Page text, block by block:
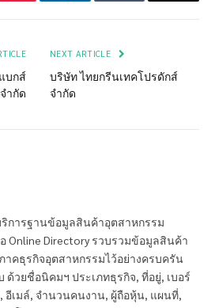
บกส์
จำกัด
NEXT ARTICLE
บริษัท ไทยกรีนเทคโปรดักส์
จำกัด
การฐานข้อมูลสินค้าอุตสาหกรรม
Online Directory รวบรวมข้อมูลสินค้า
าคธุรกิจอุตสาหกรรมไว้อย่างครบครัน
ด้วยชื่อนิคมฯ ประเภทธุรกิจ, ที่อยู่, เบอร์
อีเมล์, จำนวนคนงาน, ผู้ถือหุ้น, แผนที่,